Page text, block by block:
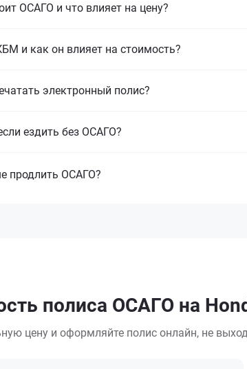
ОСАГО и что влияет на цену?
и как он влияет на стоимость?
электронный полис?
ездить без ОСАГО?
продлить ОСАГО?
полиса ОСАГО на
цену и оформляйте полис онлайн, не